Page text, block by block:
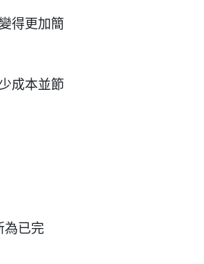
得更加簡
成本並節
為已完